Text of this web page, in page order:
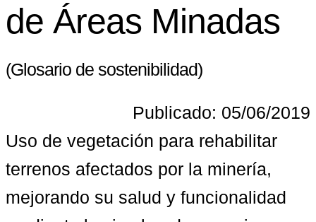
de Áreas Minadas
(Glosario de sostenibilidad)
Publicado: 05/06/2019
Uso de vegetación para rehabilitar
terrenos afectados por la minería,
mejorando su salud y funcionalidad